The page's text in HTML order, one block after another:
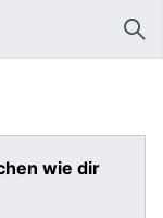
wie dir